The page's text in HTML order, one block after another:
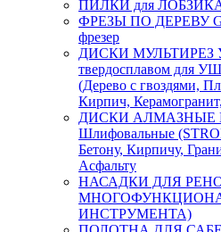
ПИЛКИ для
ФРЕЗЫ ПО ДЕРЕВУ
фрезер
ДИСКИ МУЛЬТИРЕЗ
твердосплавом
(Дерево с гвоздями,
Кирпич,
ДИСКИ АЛМАЗНЫЕ
Шлифовальные
Бетону, Кирпичу,
Асфальту
НАСАДКИ ДЛЯ
ИНСТРУМЕНТА)